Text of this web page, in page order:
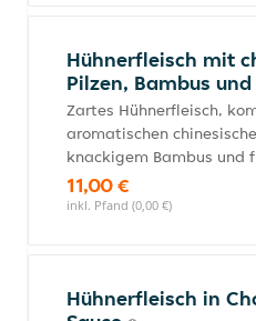
Hühnerfleisch mit
Pilzen, Bambus
Zartes Hühnerfleisch,
aromatischen
knackigem Bambus und
11,00 €
inkl. Pfand (0,00 €)
Hühnerfleisch in